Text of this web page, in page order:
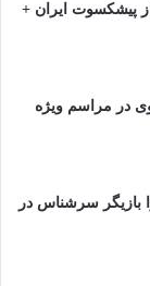
پیشکسوت ایران +
در مراسم ویژه
بازیگر سرشناس در